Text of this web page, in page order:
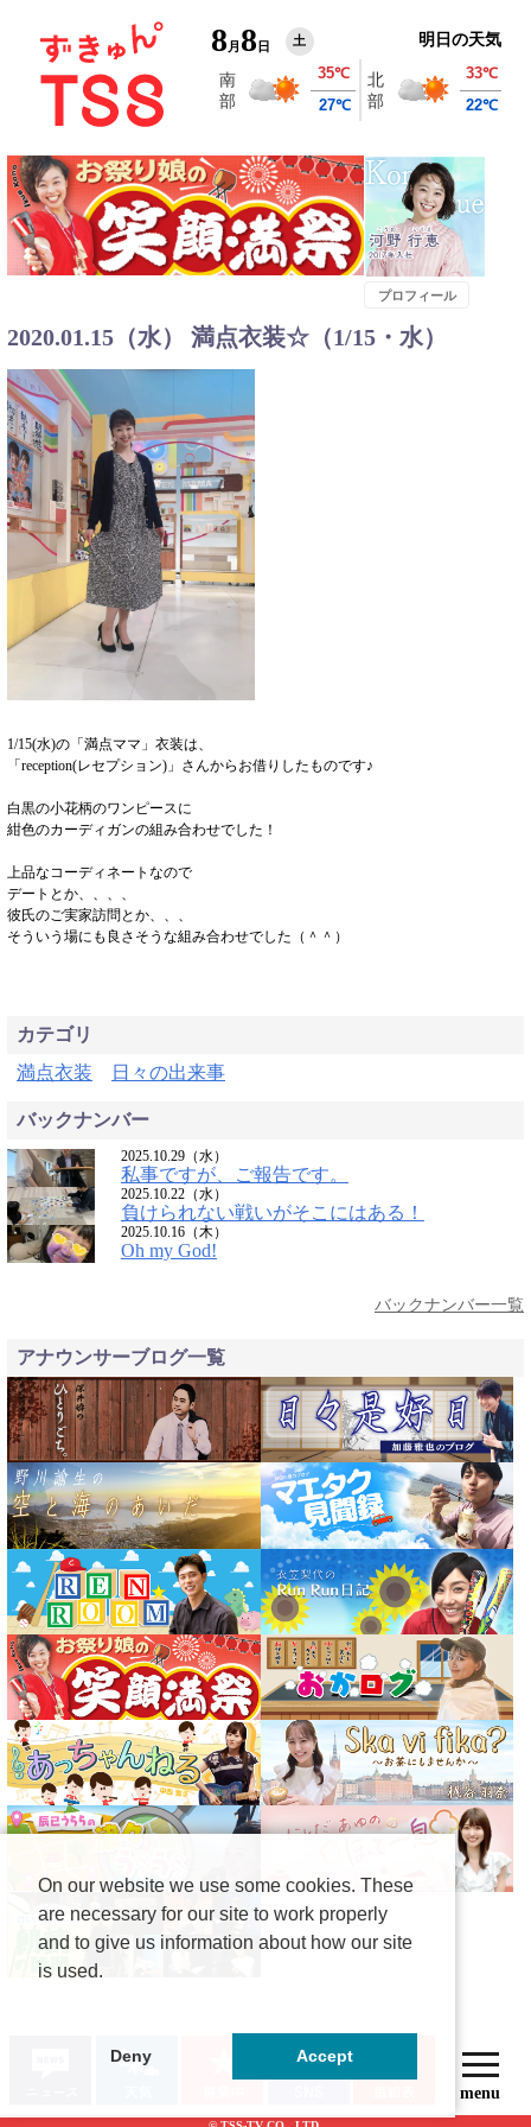
8 月 8 日 土 明日の天気
プロフィール
2020.01.15（水） 満点衣装☆（1/15・水）
1/15(水)の「満点ママ」衣装は、
「reception(レセプション)」さんからお借りしたものです♪
白黒の小花柄のワンピースに
紺色のカーディガンの組み合わせでした！
上品なコーディネートなので
デートとか、、、、
彼氏のご実家訪問とか、、、
そういう場にも良さそうな組み合わせでした（＾＾）
カテゴリ
満点衣装
日々の出来事
バックナンバー
2025.10.29（水）
私事ですが、ご報告です。
2025.10.22（水）
負けられない戦いがそこにはある！
2025.10.16（木）
Oh my God!
バックナンバー一覧
アナウンサーブログ一覧
On our website we use some cookies. These
are necessary for our site to work properly
and to give us information about how our site
is used.
Deny Accept